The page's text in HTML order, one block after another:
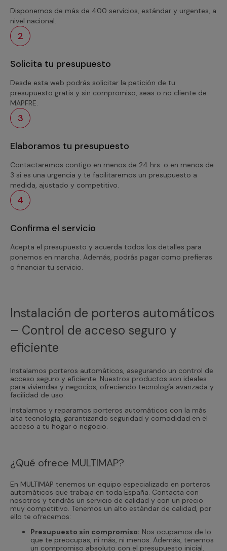
Disponemos de más de 400 servicios, estándar y urgentes, a
nivel nacional.
2
Solicita tu presupuesto
Desde esta web podrás solicitar la petición de tu
presupuesto gratis y sin compromiso, seas o no cliente de
MAPFRE.
3
Elaboramos tu presupuesto
Contactaremos contigo en menos de 24 hrs. o en menos de
3 si es una urgencia y te facilitaremos un presupuesto a
medida, ajustado y competitivo.
4
Confirma el servicio
Acepta el presupuesto y acuerda todos los detalles para
ponernos en marcha. Además, podrás pagar como prefieras
o financiar tu servicio.
Instalación de porteros automáticos
– Control de acceso seguro y
eficiente
Instalamos porteros automáticos, asegurando un control de
acceso seguro y eficiente. Nuestros productos son ideales
para viviendas y negocios, ofreciendo tecnología avanzada y
facilidad de uso.
Instalamos y reparamos porteros automáticos con la más
alta tecnología, garantizando seguridad y comodidad en el
acceso a tu hogar o negocio.
¿Qué ofrece MULTIMAP?
En MULTIMAP tenemos un equipo especializado en porteros
automáticos que trabaja en toda España. Contacta con
nosotros y tendrás un servicio de calidad y con un precio
muy competitivo. Tenemos un alto estándar de calidad, por
ello te ofrecemos:
Presupuesto sin compromiso: Nos ocupamos de lo
que te preocupas, ni más, ni menos. Además, tenemos
un compromiso absoluto con el presupuesto inicial.